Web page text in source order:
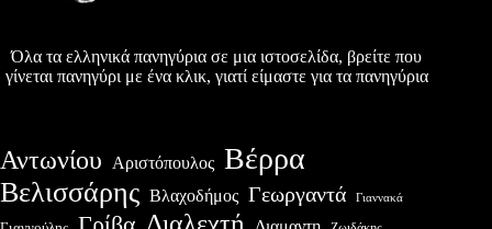
Όλα τα ελληνικά πανηγύρια σε μια ιστοσελίδα, βρείτε που
γίνεται πανηγύρι με ένα κλικ, γιατί είμαστε για τα πανηγύρια
Αντωνίου Αριστόπουλος Βέρρα
Βελισσάρης Βλαχοδήμος Γεωργαντά Γιαννακά
Διαλεχτή